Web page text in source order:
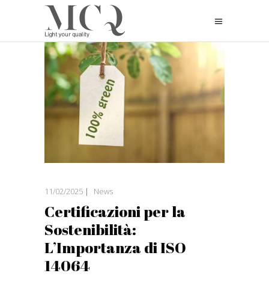
11/02/2025 News
Certificazioni per la
Sostenibilità:
L’Importanza di ISO
14064